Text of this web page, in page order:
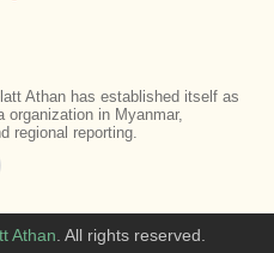
Athan has established itself as
organization in Myanmar,
regional reporting.
Athan . All rights reserved.